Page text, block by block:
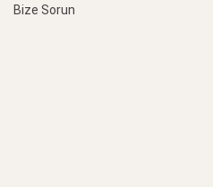
Bize Sorun